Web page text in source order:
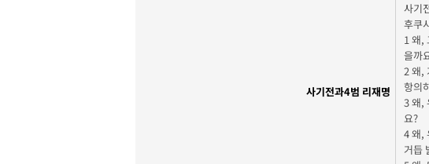
사기전과4범 리재명
사기
후쿠
1 왜,
을까
2 왜,
항의
3 왜,
요?
4 왜,
거듭